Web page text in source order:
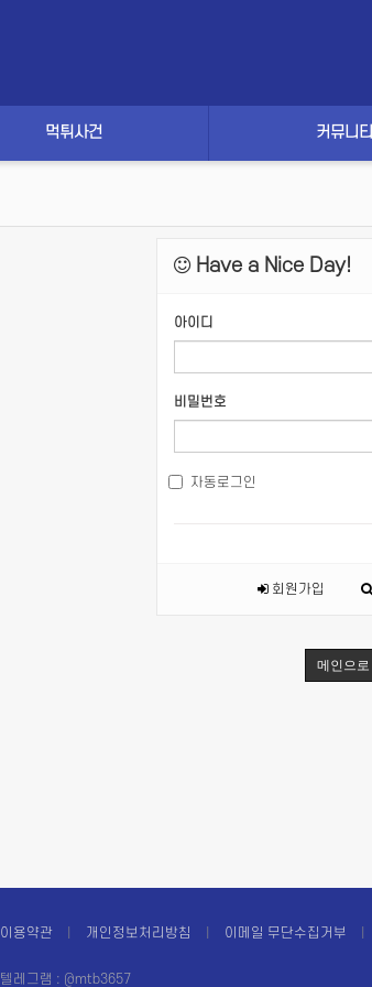
먹튀사건 커뮤니티
Have a Nice Day!
아이디
비밀번호
자동로그인
회원가입
메인으로
이용약관 개인정보처리방침 이메일 무단수집거부
텔레그램 : @mtb3657